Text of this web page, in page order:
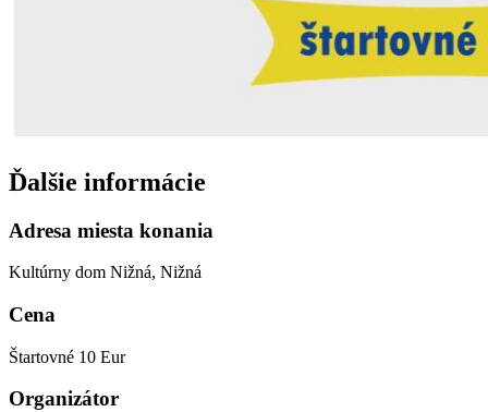
Ďalšie informácie
Adresa miesta konania
Kultúrny dom Nižná, Nižná
Cena
Štartovné 10 Eur
Organizátor